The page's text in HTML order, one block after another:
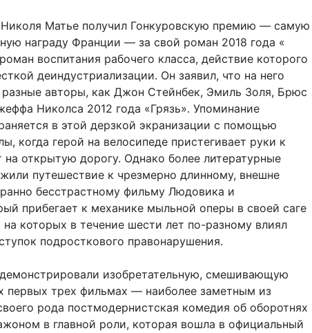
Николя Матье получил Гонкуровскую премию — самую
награду Франции — за свой роман 2018 года «
воспитания рабочего класса, действие которого
деиндустриализации. Он заявил, что на него
разные авторы, как Джон Стейнбек, Эмиль Золя, Брюс
Николса 2012 года «Грязь». Упоминание
в этой дерзкой экранизации с помощью
когда герой на велосипеде пристегивает руки к
открытую дорогу. Однако более литературные
путешествие к чрезмерно длинному, внешне
бесстрастному фильму Людовика и
прибегает к механике мыльной оперы в своей саге
которых в течение шести лет по-разному влиял
подросткового правонарушения.
изобретательную, смешивающую
первых трех фильмах — наиболее заметным из
рода постмодернистская комедия об оборотнях
в главной роли, которая вошла в официальный